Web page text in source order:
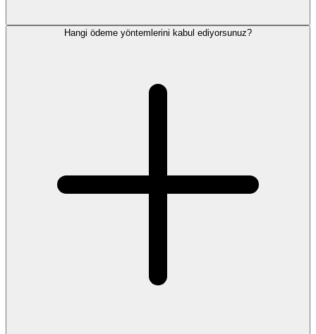
Hangi ödeme yöntemlerini kabul ediyorsunuz?